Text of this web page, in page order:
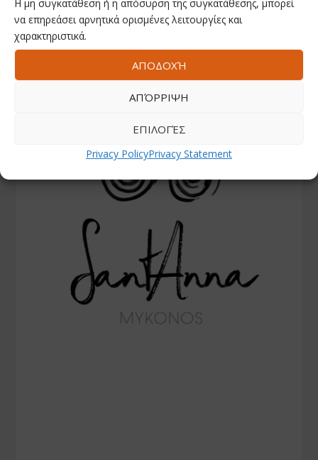
Η μη συγκατάθεση ή η απόσυρση της συγκατάθεσης, μπορεί
να επηρεάσει αρνητικά ορισμένες λειτουργίες και
χαρακτηριστικά.
ΑΠΟΔΟΧΉ
ΑΠΌΡΡΙΨΗ
ΕΠΙΛΟΓΈΣ
Privacy PolicyPrivacy Statement